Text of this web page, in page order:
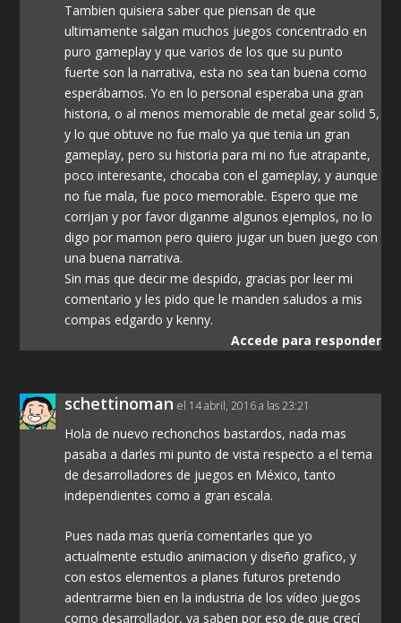
Tambien quisiera saber que piensan de que
ultimamente salgan muchos juegos concentrado en
puro gameplay y que varios de los que su punto
fuerte son la narrativa, esta no sea tan buena como
esperábamos. Yo en lo personal esperaba una gran
historia, o al menos memorable de metal gear solid 5,
y lo que obtuve no fue malo ya que tenia un gran
gameplay, pero su historia para mi no fue atrapante,
poco interesante, chocaba con el gameplay, y aunque
no fue mala, fue poco memorable. Espero que me
corrijan y por favor diganme algunos ejemplos, no lo
digo por mamon pero quiero jugar un buen juego con
una buena narrativa.
Sin mas que decir me despido, gracias por leer mi
comentario y les pido que le manden saludos a mis
compas edgardo y kenny.
Accede para responder
schettinoman el 14 abril, 2016 a las 23:21
Hola de nuevo rechonchos bastardos, nada mas
pasaba a darles mi punto de vista respecto a el tema
de desarrolladores de juegos en México, tanto
independientes como a gran escala.
Pues nada mas quería comentarles que yo
actualmente estudio animacion y diseño grafico, y
con estos elementos a planes futuros pretendo
adentrarme bien en la industria de los vídeo juegos
como desarrollador, ya saben por eso de que crecí